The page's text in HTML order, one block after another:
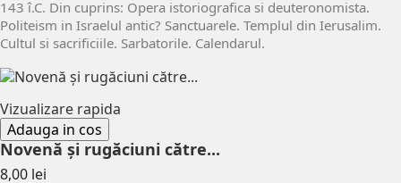
143 î.C. Din cuprins: Opera istoriografica si deuteronomista.
Politeism in Israelul antic? Sanctuarele. Templul din Ierusalim.
Cultul si sacrificiile. Sarbatorile. Calendarul.
Vizualizare rapida
Adauga in cos
Novenă și rugăciuni către...
8,00 lei